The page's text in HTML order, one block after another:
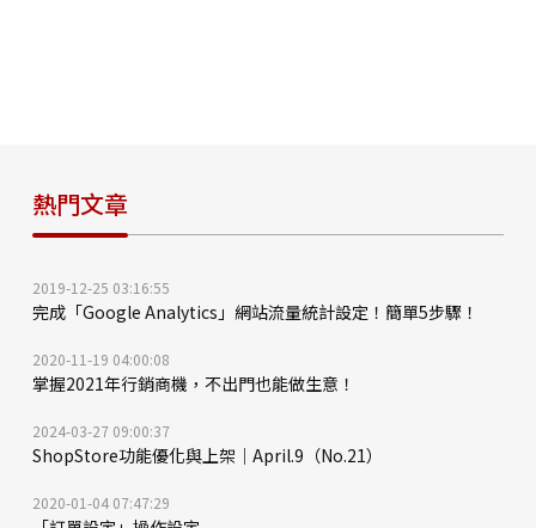
原則：「三要」：慢性疾病患者、有呼吸道症狀者、進出醫院者
要戴口罩。
製作完畢，到「自助取餐櫃」取餐。而自動取餐櫃的原理同樣基
於「人臉辨識功能」，會辨識點餐者的面貌，打開相對應的櫃
2020 年 7 月中旬頂呱呱將推出手機會員 app，讓頂呱呱數位化
實力再上一層樓。新嘗試三：全新圈粉計畫，真愛頂呱呱才是最
佳「品牌大使」46 歲的頂呱呱，還有其他新嘗試。劉人豪表
示，2020 年 4 月 15 日開始募集集團品牌大使，以每週最少吃一
次頂呱呱、兩天沒吃到會想念，且知道頂呱呱的吉祥物叫阿勇為
必備條件，廣邀所有喜歡頂呱呱的忠實粉絲報名參加，截至 5 月
底已超過 500 人報名，目前已確認入選 12 位品牌大使。這些品
用的社群平台。「比起尋找網紅、KOL（關鍵意見領袖），我們
音在生活中的重要度持續提升，為了解影音廣告對消費者的影響
程度，Facebook委託尼爾森針對台灣消費者在行動裝置上的使
用行為進行線上調查，結果指出，Facebook使用率高達97%，
時， Facebook與Instagram影音廣告無論對使用者在提升品牌
好感度與記憶度、增加購買意願上皆有正相關影響，影響力甚至
的數位趨勢。《2018 Facebook 行動世代最具影響力品牌》調
查以尼爾森品牌連結指數 （Nielsen Brand Connect Index）為
度以及Facebook影響程度來計算品牌連結指數，並加上
Facebook廣告數據，列出2018年行動世代下最具有影響力的前
列）：Acer、adidas、ASUS、Cartier Taiwan、CHANEL、
熱門文章
2019-12-25 03:16:55
完成「Google Analytics」網站流量統計設定！簡單5步驟！
2020-11-19 04:00:08
掌握2021年行銷商機，不出門也能做生意！
2024-03-27 09:00:37
ShopStore功能優化與上架｜April.9（No.21）
2020-01-04 07:47:29